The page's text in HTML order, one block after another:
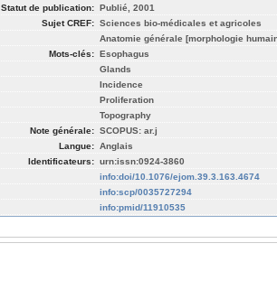
Statut de publication: Publié, 2001
Sujet CREF: Sciences bio-médicales et agricoles
Anatomie générale [morphologie
Mots-clés: Esophagus
Glands
Incidence
Proliferation
Topography
Note générale: SCOPUS: ar.j
Langue: Anglais
Identificateurs: urn:issn:0924-3860
info:doi/10.1076/ejom.39.3.163.4674
info:scp/0035727294
info:pmid/11910535